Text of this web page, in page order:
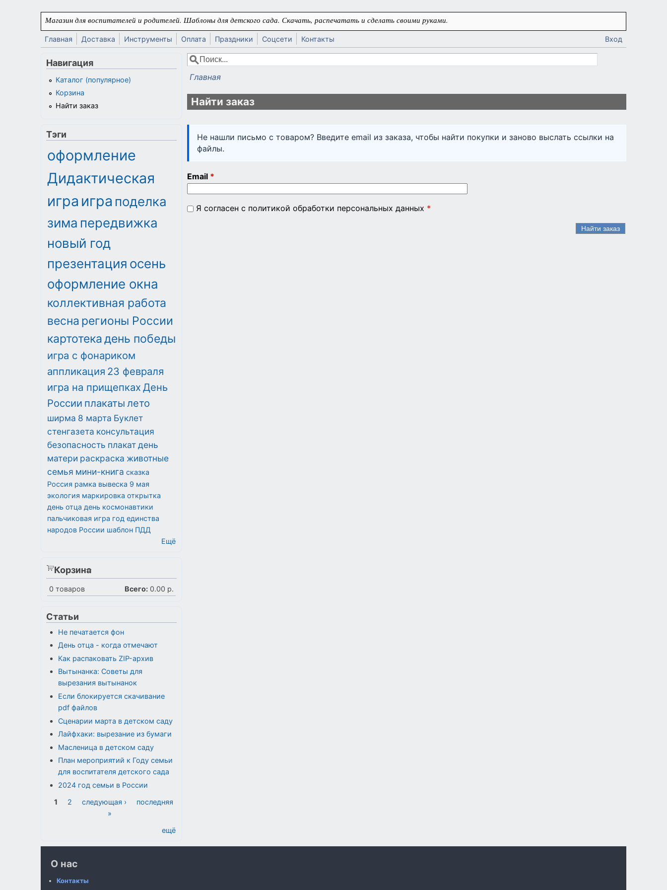
Перейти к основному содержанию
Магазин для воспитателей и родителей. Шаблоны для детского сада. Скачать, распечатать и сделать своими руками.
Главная Доставка Инструменты Оплата Праздники Соцсети Контакты Вход
Форма поиска
Поиск
Вы здесь
Главная
Найти заказ
Не нашли письмо с товаром? Введите email из заказа, чтобы найти покупки и заново выслать ссылки на
файлы.
Email *
Я согласен с политикой обработки персональных данных *
Навигация
Каталог (популярное)
Корзина
Найти заказ
Тэги
оформление
Дидактическая
игра игра поделка
зима передвижка
новый год
презентация осень
оформление окна
коллективная работа
весна регионы России
картотекадень победы
игра с фонариком
аппликация 23 февраля
игра на прищепках День
России плакаты лето
ширма 8 марта Буклет
стенгазета консультация
безопасность плакатдень
матери раскраска животные
семья мини-книга сказка
Россия рамка вывеска 9 мая
экология маркировка открытка
день отца день космонавтики
пальчиковая игра год единства
народов России шаблон ПДД
Ещё
Корзина
0 товаров Всего: 0.00 р.
Статьи
Не печатается фон
День отца - когда отмечают
Как распаковать ZIP-архив
Вытынанка: Советы для
вырезания вытынанок
Если блокируется скачивание
pdf файлов
Сценарии марта в детском саду
Лайфхаки: вырезание из бумаги
Масленица в детском саду
План мероприятий к Году семьи
для воспитателя детского сада
2024 год семьи в России
Страницы
1 2 следующая ›
последняя
»
ещё
О нас
Контакты